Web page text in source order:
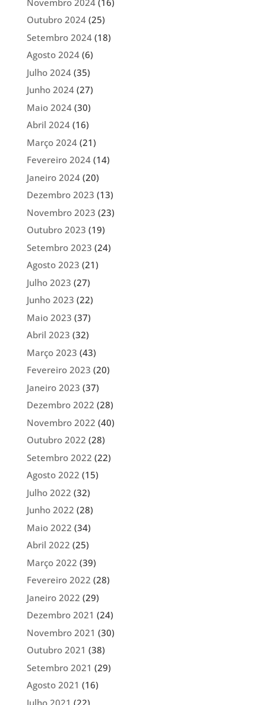
Outubro 2024(25)
Setembro 2024(18)
Agosto 2024(6)
Julho 2024(35)
Junho 2024(27)
Maio 2024(30)
Abril 2024(16)
Março 2024(21)
Fevereiro 2024(14)
Janeiro 2024(20)
Dezembro 2023 (13)
Novembro 2023 (23)
Outubro 2023 (19)
Setembro 2023 (24)
Agosto 2023 (21)
Julho 2023 (27)
Junho 2023 (22)
Maio 2023 (37)
Abril 2023 (32)
Março 2023 (43)
Fevereiro 2023 (20)
Janeiro 2023 (37)
Dezembro 2022 (28)
Novembro 2022 (40)
Outubro 2022 (28)
Setembro 2022 (22)
Agosto 2022 (15)
Julho 2022 (32)
Junho 2022 (28)
Maio 2022 (34)
Abril 2022 (25)
Março 2022 (39)
Fevereiro 2022 (28)
Janeiro 2022 (29)
Dezembro 2021 (24)
Novembro 2021 (30)
Outubro 2021 (38)
Setembro 2021 (29)
Agosto 2021 (16)
Julho 2021 (22)